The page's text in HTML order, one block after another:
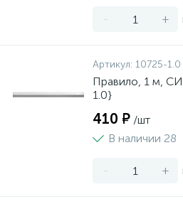
- +
Артикул: 10725-1.0
Правило, 1 м,
1.0}
410 ₽ /шт
В наличии 28
- +